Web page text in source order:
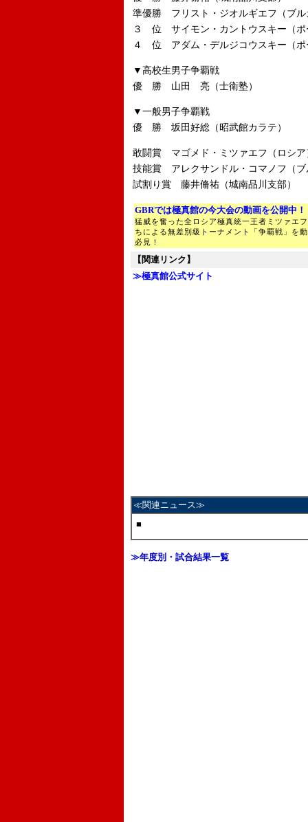
準優勝 フリスト・ジオルギエフ（ブル
３ 位 サイモン・カントウスキー（ポ
４ 位 アダム・デルジコウスキー（ポ
▼高校生男子争覇戦
優 勝 山田 亮（士衛塾）
▼一般男子争覇戦
優 勝 坂田好総（昭武館カラテ）
敢闘賞 マゴメド・ミツァエフ（ロシア
技能賞 アレクサンドル・コマノフ（ブ
試割り賞 藤井脩祐（城南品川支部）
GBRでは極真館の今大会の動画を公開中！
猛威を奮った全ロシア極真統一王者ミツァエ
ちによる無差別級トーナメント「争覇戦」を
必見！
【関連リンク】
≫極真館公式サイト
≪関連ニュース≫
■
≫年度別・試合結果一覧